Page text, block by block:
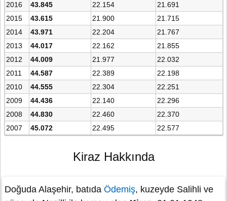
2016
43.845 22.154
21.691
2015
43.615 21.900
21.715
2014
43.971 22.204
21.767
2013
44.017 22.162
21.855
2012
44.009 21.977
22.032
2011
44.587 22.389
22.198
2010
44.555 22.304
22.251
2009
44.436 22.140
22.296
2008
44.830 22.460
22.370
2007
45.072 22.495 22.577
Kiraz Hakkında
Doğuda Alaşehir, batıda Ödemiş, kuzeyde Salihli ve